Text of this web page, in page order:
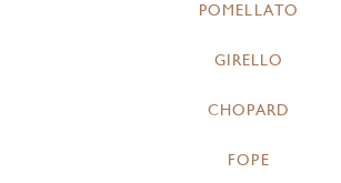
POMELLATO
GIRELLO
CHOPARD
FOPE